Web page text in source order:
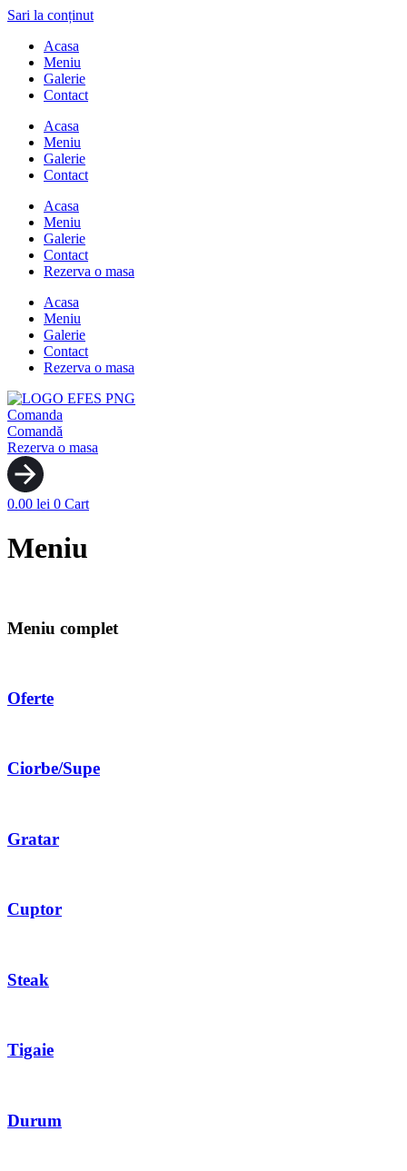
Sari la conținut
Acasa
Meniu
Galerie
Contact
Acasa
Meniu
Galerie
Contact
Acasa
Meniu
Galerie
Contact
Rezerva o masa
Acasa
Meniu
Galerie
Contact
Rezerva o masa
Comanda
Comandă
Rezerva o masa
0.00 lei 0 Cart
Meniu
Meniu complet
Oferte
Ciorbe/Supe
Gratar
Cuptor
Steak
Tigaie
Durum